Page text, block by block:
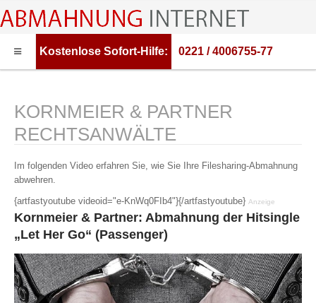
HOME
ABMAHNWARNER
ABMAHNUNG FILESHARING
RECHTSBERATUNG
Kostenlose Sofort-Hilfe: 0221 / 4006755-77
KORNMEIER & PARTNER
RECHTSANWÄLTE
Im folgenden Video erfahren Sie, wie Sie Ihre Filesharing-Abmahnung
abwehren.
{artfastyoutube videoid="e-KnWq0FIb4"}{/artfastyoutube} Anzeige
Kornmeier & Partner: Abmahnung der Hitsingle
„Let Her Go“ (Passenger)